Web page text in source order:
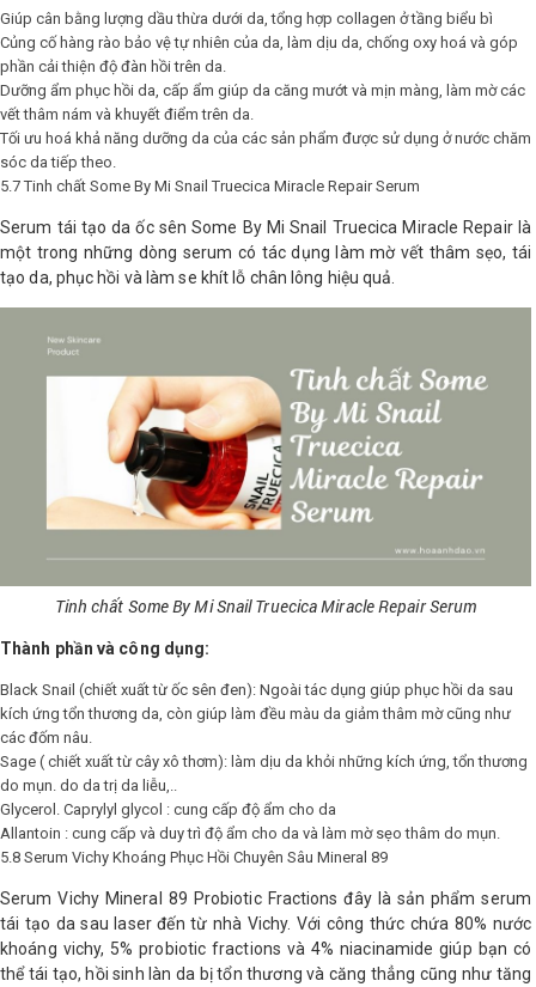
Giúp cân bằng lượng dầu thừa dưới da, tổng hợp collagen ở tầng biểu bì
Củng cố hàng rào bảo vệ tự nhiên của da, làm dịu da, chống oxy hoá và góp
phần cải thiện độ đàn hồi trên da.
Dưỡng ẩm phục hồi da, cấp ẩm giúp da căng mướt và mịn màng, làm mờ các
vết thâm nám và khuyết điểm trên da.
Tối ưu hoá khả năng dưỡng da của các sản phẩm được sử dụng ở nước chăm
sóc da tiếp theo.
5.7 Tinh chất Some By Mi Snail Truecica Miracle Repair Serum
Serum tái tạo da ốc sên Some By Mi Snail Truecica Miracle Repair là
một trong những dòng serum có tác dụng làm mờ vết thâm sẹo, tái
tạo da, phục hồi và làm se khít lỗ chân lông hiệu quả.
Tinh chất Some By Mi Snail Truecica Miracle Repair Serum
Thành phần và công dụng:
Black Snail (chiết xuất từ ốc sên đen): Ngoài tác dụng giúp phục hồi da sau
kích ứng tổn thương da, còn giúp làm đều màu da giảm thâm mờ cũng như
các đốm nâu.
Sage ( chiết xuất từ cây xô thơm): làm dịu da khỏi những kích ứng, tổn thương
do mụn. do da trị da liễu,..
Glycerol. Caprylyl glycol : cung cấp độ ẩm cho da
Allantoin : cung cấp và duy trì độ ẩm cho da và làm mờ sẹo thâm do mụn.
5.8 Serum Vichy Khoáng Phục Hồi Chuyên Sâu Mineral 89
Serum Vichy Mineral 89 Probiotic Fractions đây là sản phẩm serum
tái tạo da sau laser đến từ nhà Vichy. Với công thức chứa 80% nước
khoáng vichy, 5% probiotic fractions và 4% niacinamide giúp bạn có
thể tái tạo, hồi sinh làn da bị tổn thương và căng thẳng cũng như tăng